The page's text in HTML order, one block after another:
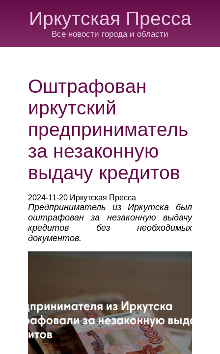
Иркутская Пресса
Все новости города и области
Оштрафован
иркутский
предприниматель
за незаконную
выдачу кредитов
2024-11-20 Иркутская Пресса
Предприниматель из Иркутска был
оштрафован за незаконную выдачу
кредитов без необходимых
документов.